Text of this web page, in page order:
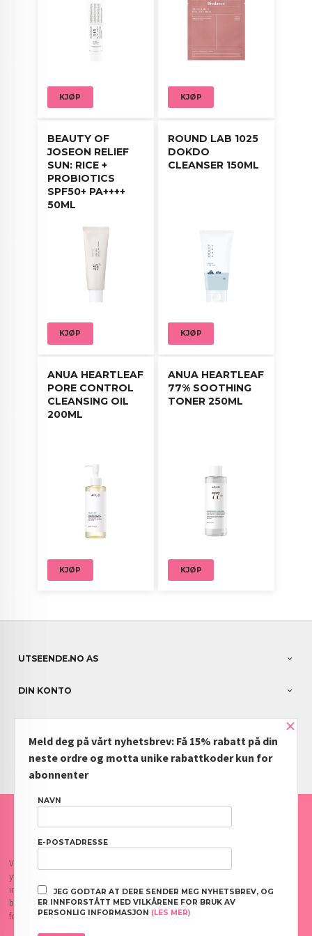
Bruksanvisning:
siste steg i hudpleierutinen og klapp forsiktig for
bedre absorpsjon.
KJØP KJØP
BEAUTY OF
JOSEON RELIEF
SUN: RICE +
PROBIOTICS
SPF50+ PA++++
50ML
KJØP
ROUND LAB 1025
DOKDO
CLEANSER 150ML
KJØP
ANUA HEARTLEAF
PORE CONTROL
CLEANSING OIL
200ML
KJØP
ANUA HEARTLEAF
77% SOOTHING
TONER 250ML
KJØP
UTSEENDE.NO AS
DIN KONTO
NYHETSBREV
PARTNERE
FRAKT KJØPSBETINGELSER SIKKERHET OG PERSONVERN
Vår nettbutikk bruker cookies slik at du får en bedre kjøpsopplevelse og vi kan
yte deg bedre service. Vi bruker cookies hovedsaklig til å lagre
innloggingsdetaljer og huske hva du har puttet i handlekurven din. Fortsett å
bruke siden som normalt om du godtar dette.Les merellerendre innstillinger
for cookies.
×
Meld deg på vårt nyhetsbrev: Få 15% rabatt på din
neste ordre og motta unike rabattkoder kun for
abonnenter
NAVN
E-POSTADRESSE
JEG GODTAR AT DERE SENDER MEG NYHETSBREV, OG
ER INNFORSTÅTT MED VILKÅRENE FOR BRUK AV
PERSONLIG INFORMASJON (LES MER)